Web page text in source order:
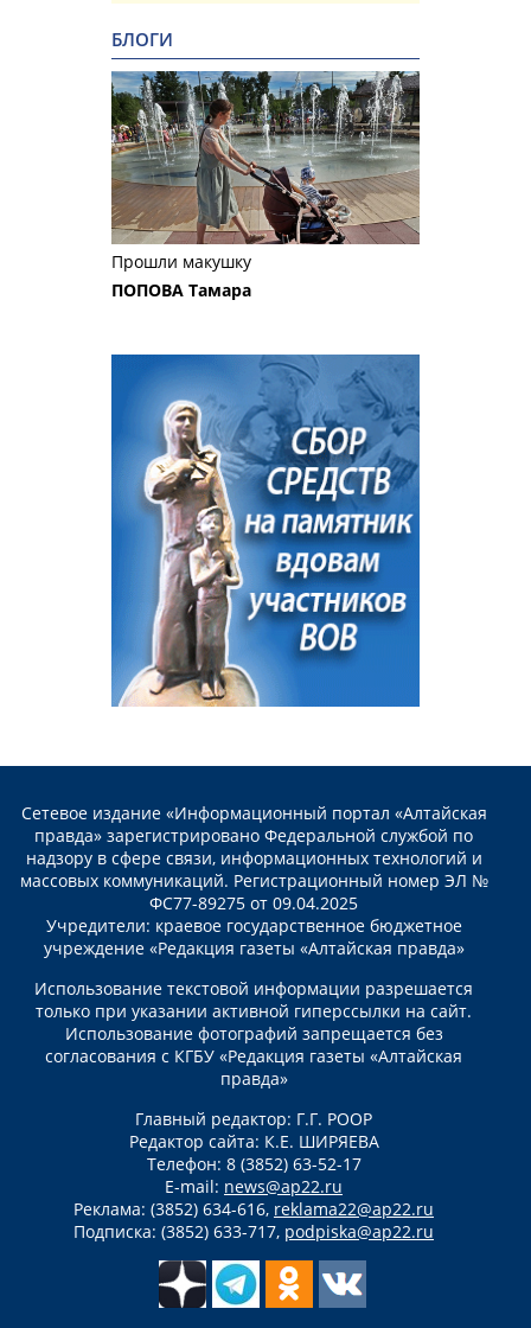
БЛОГИ
Прошли макушку
ПОПОВА Тамара
Сетевое издание «Информационный портал «Алтайская
правда» зарегистрировано Федеральной службой по
надзору в сфере связи, информационных технологий и
массовых коммуникаций. Регистрационный номер ЭЛ №
ФС77-89275 от 09.04.2025
Учредители: краевое государственное бюджетное
учреждение «Редакция газеты «Алтайская правда»
Использование текстовой информации разрешается
только при указании активной гиперссылки на сайт.
Использование фотографий запрещается без
согласования с КГБУ «Редакция газеты «Алтайская
правда»
Главный редактор: Г.Г. РООР
Редактор сайта: К.Е. ШИРЯЕВА
Телефон: 8 (3852) 63-52-17
E-mail: news@ap22.ru
Реклама: (3852) 634-616, reklama22@ap22.ru
Подписка: (3852) 633-717, podpiska@ap22.ru